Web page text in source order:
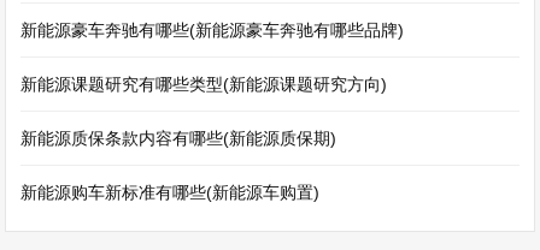
新能源豪车奔驰有哪些(新能源豪车奔驰有哪些品牌)
新能源课题研究有哪些类型(新能源课题研究方向)
新能源质保条款内容有哪些(新能源质保期)
新能源购车新标准有哪些(新能源车购置)